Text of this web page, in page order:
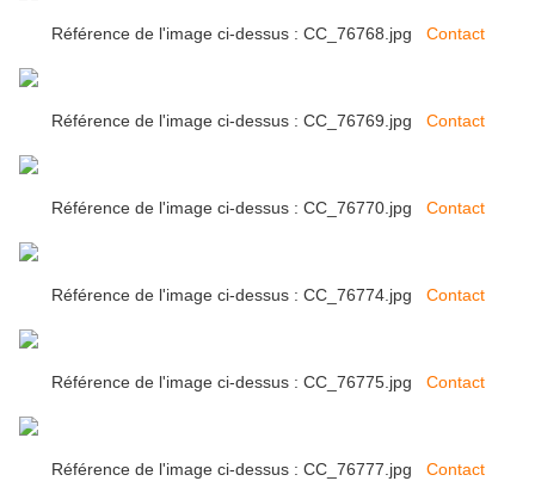
Référence de l'image ci-dessus : CC_76768.jpg Contact
Référence de l'image ci-dessus : CC_76769.jpg Contact
Référence de l'image ci-dessus : CC_76770.jpg Contact
Référence de l'image ci-dessus : CC_76774.jpg Contact
Référence de l'image ci-dessus : CC_76775.jpg Contact
Référence de l'image ci-dessus : CC_76777.jpg Contact